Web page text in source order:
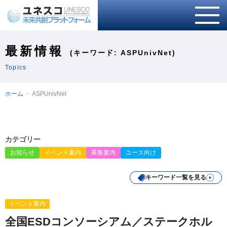
最新情報 (キーワード: ASPUnivNet)
Topics
ホーム ASPUnivNet
カテゴリー
お知らせ イベント案内 募集案内 ユース向け
キーワード一覧を見る
イベント案内
全国ESDコンソーシアム／ステークホル